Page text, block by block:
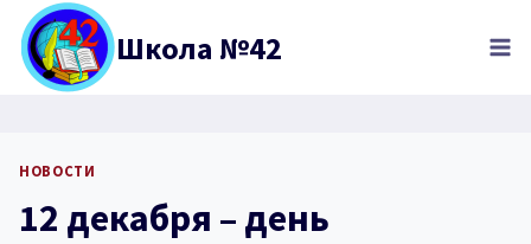
Перейти
содержимому
Школа №42
НОВОСТИ
12 декабря – день